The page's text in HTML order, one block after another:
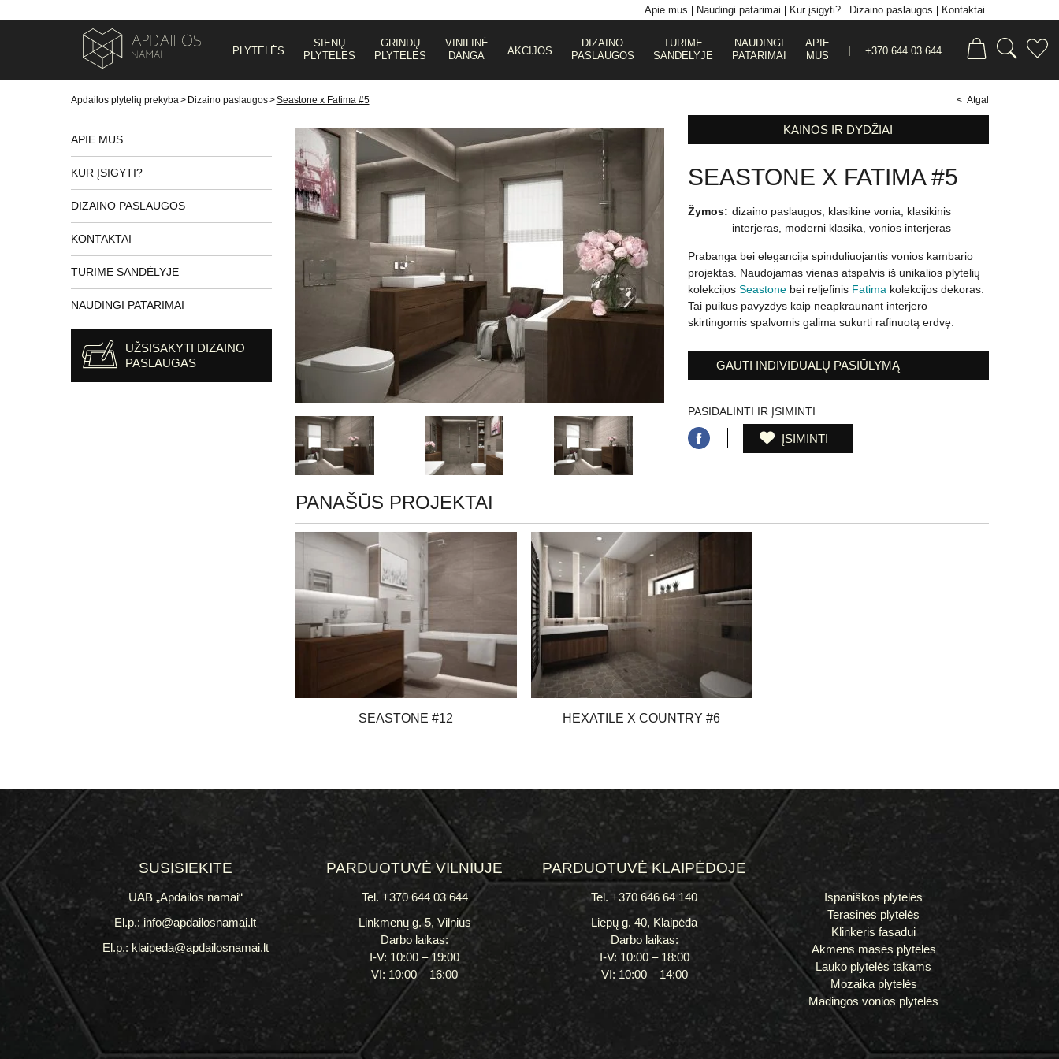
Apie mus Naudingi patarimai Kur įsigyti? Dizaino paslaugos Kontaktai
PLYTELĖS
SIENŲ
PLYTELĖS
GRINDŲ
PLYTELĖS
VINILINĖ
DANGA
AKCIJOS
DIZAINO
PASLAUGOS
TURIME
SANDĖLYJE
NAUDINGI
PATARIMAI
APIE
MUS
+370 644 03 644
Apdailos plytelių prekyba > Dizaino paslaugos>Seastone x Fatima #5 < Atgal
APIE MUS
KUR ĮSIGYTI?
DIZAINO PASLAUGOS
KONTAKTAI
TURIME SANDĖLYJE
NAUDINGI PATARIMAI
UŽSISAKYTI DIZAINO
PASLAUGAS
KAINOS IR DYDŽIAI
SEASTONE X FATIMA #5
Žymos: dizaino paslaugos, klasikine vonia
klasikinis
interjeras, moderni klasika vonios interjeras
Prabanga bei elegancija spinduliuojantis vonios kambario
projektas. Naudojamas vienas atspalvis iš unikalios plytelių
kolekcijos Seastonebei reljefinis Fatima kolekcijos dekoras.
Tai puikus pavyzdys kaip neapkraunant interjero
skirtingomis spalvomis galima sukurti rafinuotą erdvę.
GAUTI INDIVIDUALŲ PASIŪLYMĄ
PASIDALINTI IR ĮSIMINTI
ĮSIMINTI
PANAŠŪS PROJEKTAI
SEASTONE #12 HEXATILE X COUNTRY #6
SUSISIEKITE
UAB „Apdailos namai“
El.p.: info@apdailosnamai.lt
El.p.: klaipeda@apdailosnamai.lt
PARDUOTUVĖ VILNIUJE
Tel. +370 644 03 644
Linkmenų g. 5, Vilnius
Darbo laikas:
I-V: 10:00 – 19:00
VI: 10:00 – 16:00
PARDUOTUVĖ KLAIPĖDOJE
Tel. +370 646 64 140
Liepų g. 40, Klaipėda
Darbo laikas:
I-V: 10:00 – 18:00
VI: 10:00 – 14:00
Ispaniškos plytelės
Terasinės plytelės
Klinkeris fasadui
Akmens masės plytelės
Lauko plytelės takams
Mozaika plytelės
Madingos vonios plytelės